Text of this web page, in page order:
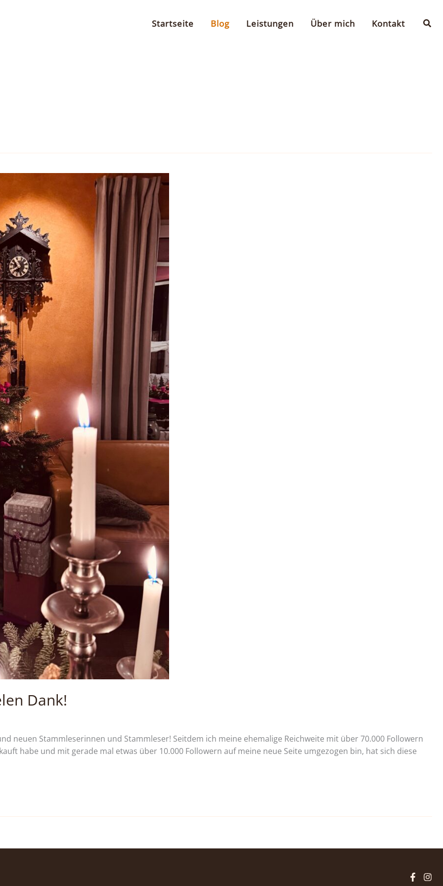
Startseite Blog Leistungen Über mich Kontakt
Dank!
neuen Stammleserinnen und Stammleser! Seitdem ich meine ehemalige Reichweite mit über 70.000 Followern
habe und mit gerade mal etwas über 10.000 Followern auf meine neue Seite umgezogen bin, hat sich diese